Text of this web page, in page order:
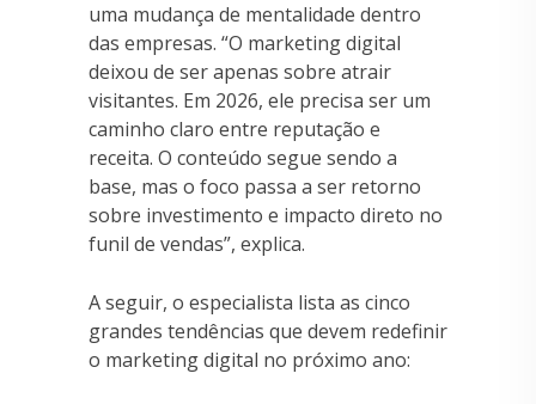
uma mudança de mentalidade dentro
das empresas. “O marketing digital
deixou de ser apenas sobre atrair
visitantes. Em 2026, ele precisa ser um
caminho claro entre reputação e
receita. O conteúdo segue sendo a
base, mas o foco passa a ser retorno
sobre investimento e impacto direto no
funil de vendas”, explica.
A seguir, o especialista lista as cinco
grandes tendências que devem redefinir
o marketing digital no próximo ano: